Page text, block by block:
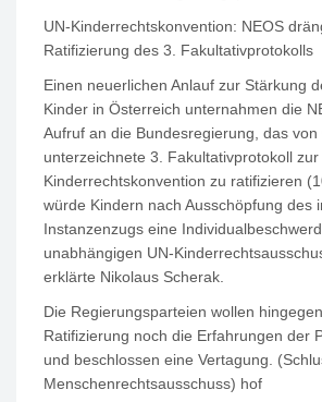
UN-Kinderrechtskonvention: NEOS
Ratifizierung des 3. Fakultativprotokolls
Einen neuerlichen Anlauf zur Stärkung
Kinder in Österreich unternahmen die
Aufruf an die Bundesregierung, das
unterzeichnete 3. Fakultativprotokoll zur
Kinderrechtskonvention zu ratifizieren
würde Kindern nach Ausschöpfung des
Instanzenzugs eine
unabhängigen UN-
erklärte Nikolaus Scherak.
Die Regierungsparteien wollen
Ratifizierung noch die Erfahrungen der
und beschlossen eine Vertagung.
Menschenrechtsausschuss) hof